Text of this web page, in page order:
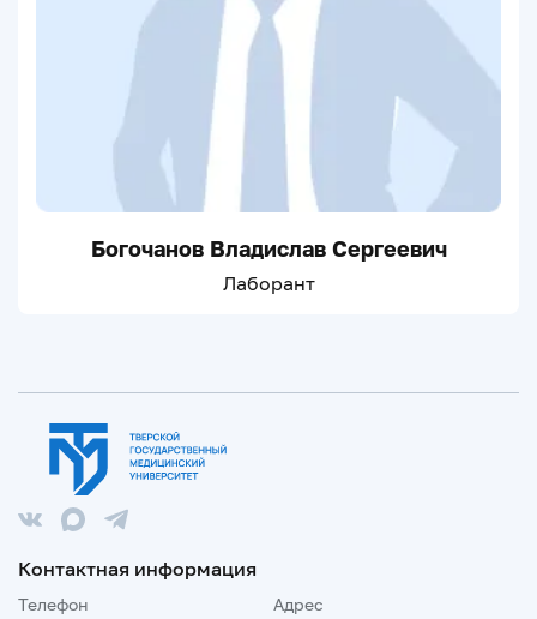
Богочанов Владислав Сергеевич
Лаборант
Контактная информация
Телефон Адрес